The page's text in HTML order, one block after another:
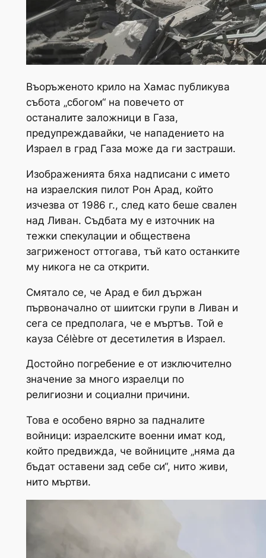
Въоръженото крило на Хамас публикува
събота „сбогом“ на повечето от
останалите заложници в Газа,
предупреждавайки, че нападението на
Израел в град Газа може да ги застраши.
Изображенията бяха надписани с името
на израелския пилот Рон Арад, който
изчезва от 1986 г., след като беше свален
над Ливан. Съдбата му е източник на
тежки спекулации и обществена
загриженост оттогава, тъй като останките
му никога не са открити.
Смятало се, че Арад е бил държан
първоначално от шиитски групи в Ливан и
сега се предполага, че е мъртъв. Той е
кауза Célèbre от десетилетия в Израел.
Достойно погребение е от изключително
значение за много израелци по
религиозни и социални причини.
Това е особено вярно за падналите
войници: израелските военни имат код,
който предвижда, че войниците „няма да
бъдат оставени зад себе си“, нито живи,
нито мъртви.